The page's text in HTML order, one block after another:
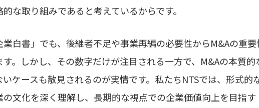
な取り組みであると考えているからです。
白書」でも、後継者不足や事業再編の必要性からM&Aの重
。しかし、その数字だけが注目される一方で、M&Aの本質
ケースも散見されるのが実情です。私たちNTSでは、形式的
文化を深く理解し、長期的な視点での企業価値向上を目指